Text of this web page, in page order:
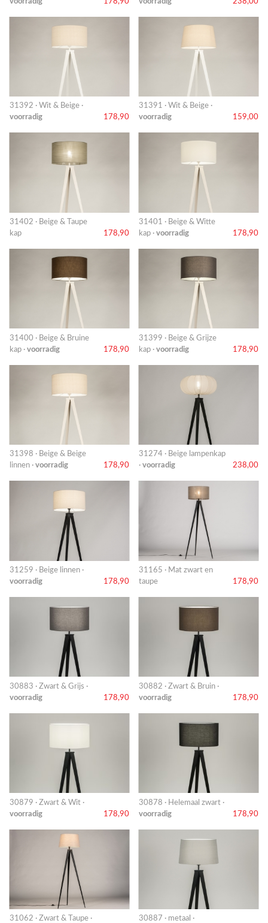
31392 · Wit & Beige ·
voorradig
178,90
31391 · Wit & Beige ·
voorradig
159,00
31402 · Beige & Taupe
kap
178,90
31401 · Beige & Witte
kap · voorradig 178,90
31400 · Beige & Bruine
kap · voorradig 178,90
31399 · Beige & Grijze
kap · voorradig 178,90
31398 · Beige & Beige
linnen · voorradig 178,90
31274 · Beige lampenkap
· voorradig 238,00
31259 · Beige linnen ·
voorradig
178,90
31165 · Mat zwart en
taupe
178,90
30883 · Zwart & Grijs ·
voorradig
178,90
30882 · Zwart & Bruin ·
voorradig
178,90
30879 · Zwart & Wit ·
voorradig
178,90
30878 · Helemaal zwart ·
voorradig
178,90
31062 · Zwart & Taupe ·
30887 · metaal ·